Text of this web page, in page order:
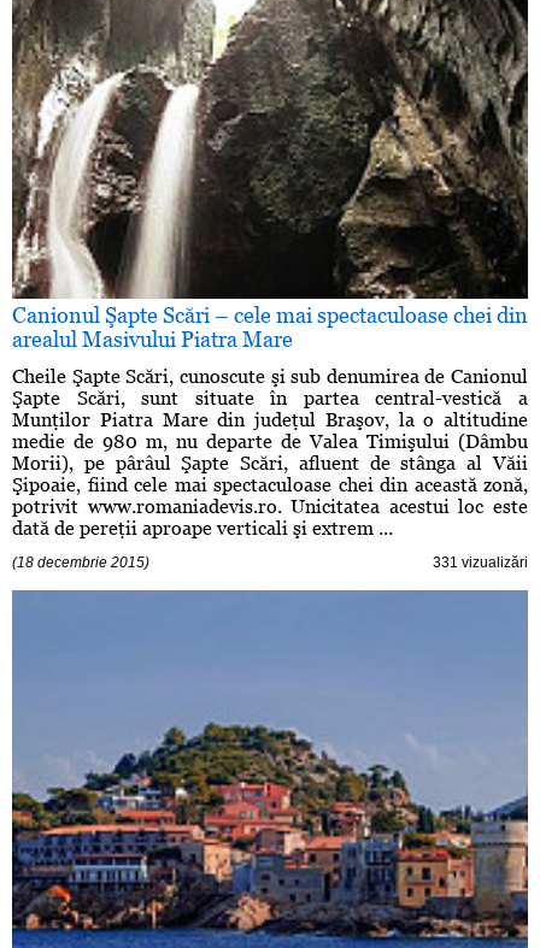
Canionul Şapte Scări – cele mai spectaculoase chei din
arealul Masivului Piatra Mare
Cheile Şapte Scări, cunoscute şi sub denumirea de Canionul
Şapte Scări, sunt situate în partea central-vestică a
Munţilor Piatra Mare din judeţul Braşov, la o altitudine
medie de 980 m, nu departe de Valea Timişului (Dâmbu
Morii), pe pârâul Şapte Scări, afluent de stânga al Văii
Şipoaie, fiind cele mai spectaculoase chei din această zonă,
potrivit www.romaniadevis.ro. Unicitatea acestui loc este
dată de pereţii aproape verticali şi extrem ...
(18 decembrie 2015) 331 vizualizări